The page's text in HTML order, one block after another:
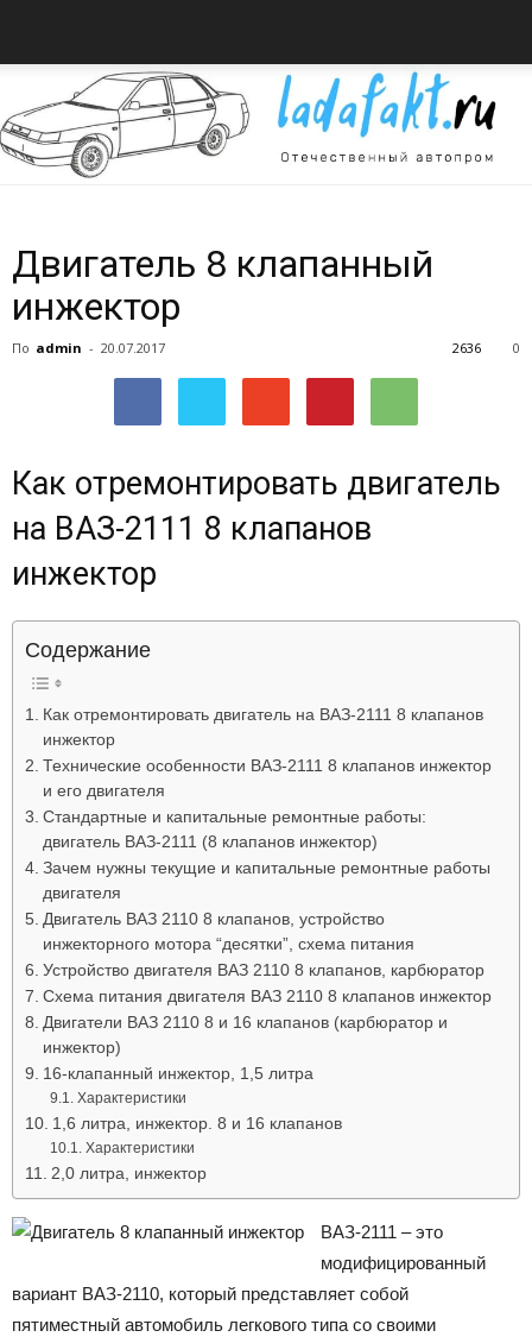
Двигатель 8 клапанный
инжектор
По admin - 20.07.2017 0
2636
Как отремонтировать двигатель
на ВАЗ-2111 8 клапанов
инжектор
Содержание
Как отремонтировать двигатель на ВАЗ-2111 8 клапанов
инжектор
Технические особенности ВАЗ-2111 8 клапанов инжектор
и его двигателя
Стандартные и капитальные ремонтные работы:
двигатель ВАЗ-2111 (8 клапанов инжектор)
Зачем нужны текущие и капитальные ремонтные работы
двигателя
Двигатель ВАЗ 2110 8 клапанов, устройство
инжекторного мотора “десятки”, схема питания
Устройство двигателя ВАЗ 2110 8 клапанов, карбюратор
Схема питания двигателя ВАЗ 2110 8 клапанов инжектор
Двигатели ВАЗ 2110 8 и 16 клапанов (карбюратор и
инжектор)
16-клапанный инжектор, 1,5 литра
Характеристики
1,6 литра, инжектор. 8 и 16 клапанов
Характеристики
2,0 литра, инжектор
ВАЗ-2111 – это
модифицированный
вариант ВАЗ-2110, который представляет собой
пятиместный автомобиль легкового типа со своими